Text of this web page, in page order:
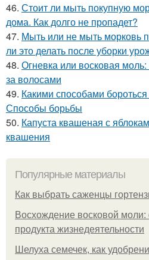
46. Стоит ли мыть покупную
дома. Как долго не пропадет?
47. Мыть или не мыть морковь
ли это делать после уборки
48. Огневка или восковая
за волосами
49. Какими способами
Способы борьбы
50. Капуста квашеная с
квашения
Популярные материалы
Как выбрать саженцы
Восхождение восковой моли:
продукта жизнедеятельности
Шелуха семечек, как